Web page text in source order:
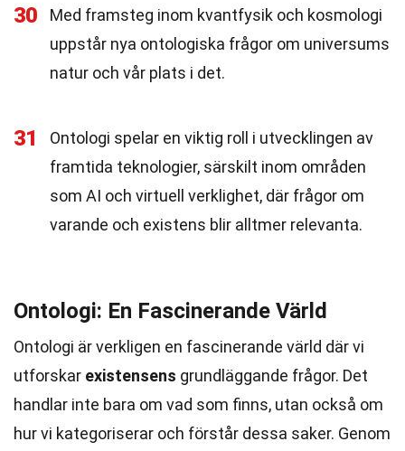
30
Med framsteg inom kvantfysik och kosmologi
uppstår nya ontologiska frågor om universums
natur och vår plats i det.
31
Ontologi spelar en viktig roll i utvecklingen av
framtida teknologier, särskilt inom områden
som AI och virtuell verklighet, där frågor om
varande och existens blir alltmer relevanta.
Ontologi: En Fascinerande Värld
Ontologi är verkligen en fascinerande värld där vi
utforskar existensens grundläggande frågor. Det
handlar inte bara om vad som finns, utan också om
hur vi kategoriserar och förstår dessa saker. Genom